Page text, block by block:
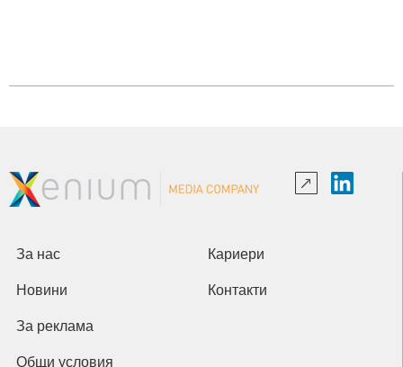
За нас Кариери
Новини Контакти
За реклама
Общи условия